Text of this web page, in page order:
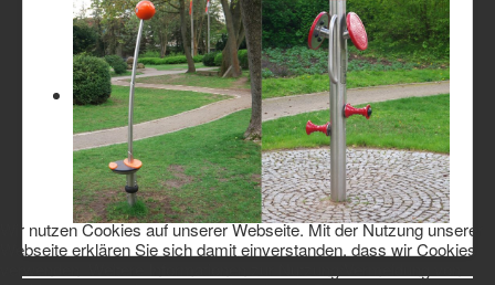
Wir nutzen Cookies auf unserer Webseite. Mit der Nutzung unserer
Webseite erklären Sie sich damit einverstanden, dass wir Cookies